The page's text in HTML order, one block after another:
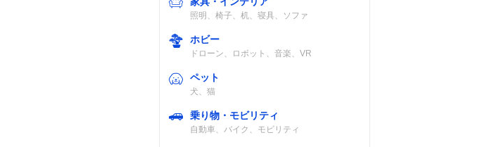
照明、椅子、机、寝具、ソファ
ホビー
ドローン、ロボット、音楽、VR
ペット
犬、猫
乗り物・モビリティ
自動車、バイク、モビリティ